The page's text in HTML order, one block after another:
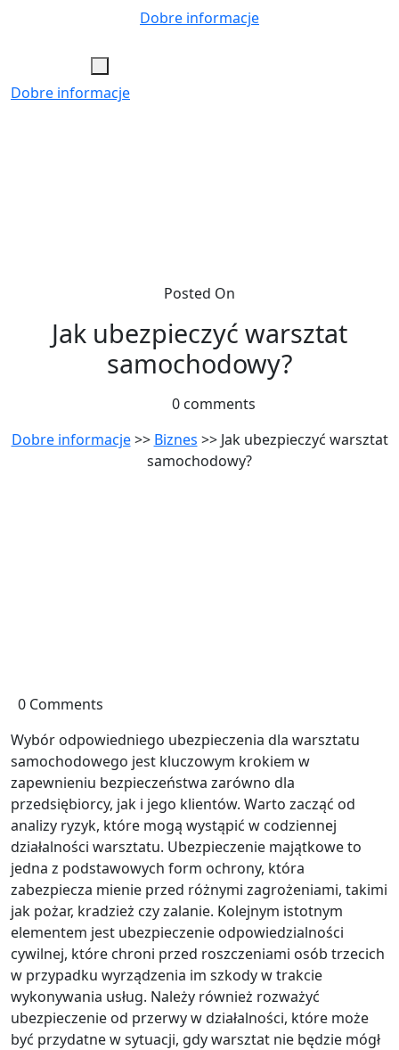
Dobre informacje
Dobre informacje
Posted On
Jak ubezpieczyć warsztat
samochodowy?
0 comments
Dobre informacje>> Biznes >> Jak ubezpieczyć warsztat
samochodowy?
0 Comments
Wybór odpowiedniego ubezpieczenia dla warsztatu
samochodowego jest kluczowym krokiem w
zapewnieniu bezpieczeństwa zarówno dla
przedsiębiorcy, jak i jego klientów. Warto zacząć od
analizy ryzyk, które mogą wystąpić w codziennej
działalności warsztatu. Ubezpieczenie majątkowe to
jedna z podstawowych form ochrony, która
zabezpiecza mienie przed różnymi zagrożeniami, takimi
jak pożar, kradzież czy zalanie. Kolejnym istotnym
elementem jest ubezpieczenie odpowiedzialności
cywilnej, które chroni przed roszczeniami osób trzecich
w przypadku wyrządzenia im szkody w trakcie
wykonywania usług. Należy również rozważyć
ubezpieczenie od przerwy w działalności, które może
być przydatne w sytuacji, gdy warsztat nie będzie mógł